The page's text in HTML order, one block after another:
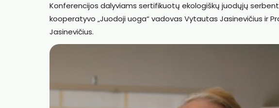
Konferencijos dalyviams sertifikuotų ekologiškų juodųjų
kooperatyvo „Juodoji uoga“ vadovas Vytautas Jasinevičius ir
Jasinevičius.